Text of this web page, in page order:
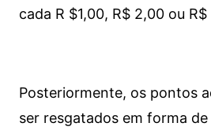
cada R $1,00, R$ 2,00 ou
Posteriormente, os pontos
ser resgatados em forma